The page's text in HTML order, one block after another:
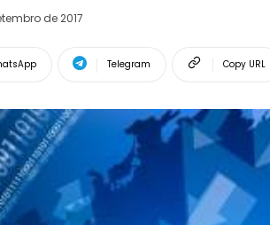
de 2017
Telegram Copy URL